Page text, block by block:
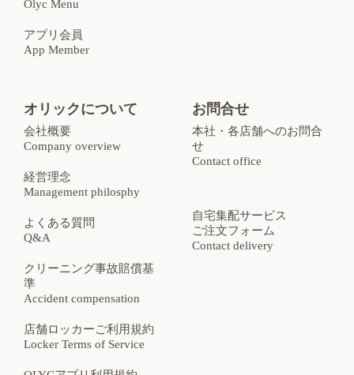
Olyc Menu
アプリ会員
App Member
オリックについて
会社概要
Company overview
経営理念
Management philosphy
よくある質問
Q&A
クリーニング事故賠償基
準
Accident compensation
店舗ロッカーご利用規約
Locker Terms of Service
お問合せ
本社・各店舗へのお問合
せ
Contact office
自宅集配サービス
ご注文フォーム
Contact delivery